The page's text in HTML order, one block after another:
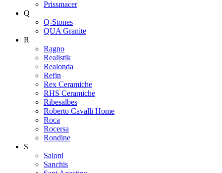
Prissmacer
Q
Q-Stones
QUA Granite
R
Ragno
Realistik
Realonda
Refin
Rex Ceramiche
RHS Ceramiche
Ribesalbes
Roberto Cavalli Home
Roca
Rocersa
Rondine
S
Saloni
Sanchis